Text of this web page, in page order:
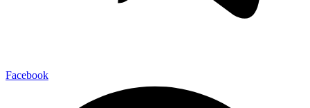
Facebook